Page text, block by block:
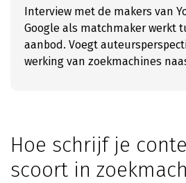
Interview met de makers van
Google als matchmaker werkt
aanbod. Voegt
werking van zoekmachines
Hoe schrijf je
scoort in